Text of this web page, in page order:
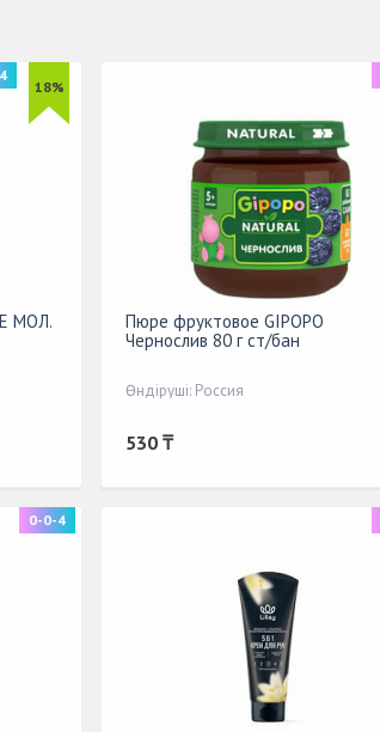
18%
МОЛ.
Пюре фруктовое GIPOPO
Чернослив 80 г ст/бан
Өндіруші: Россия
530 ₸
0-0-4